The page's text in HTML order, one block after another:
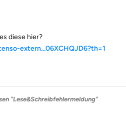
diese hier?
extern...06XCHQJD6?th=1
"Lese&Schreibfehlermeldung"